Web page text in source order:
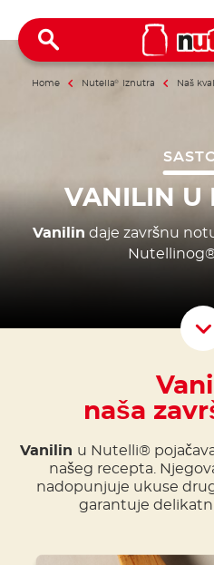
Home Nutella® iznutra Naš
VANILIN U
Vanilin daje završnu
naša
Vanilin u Nutelli®
našeg recepta.
nadopunjuje ukuse
garantuje